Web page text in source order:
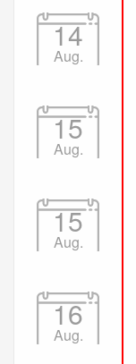
14
Aug.
15
Aug.
15
Aug.
16
Aug.